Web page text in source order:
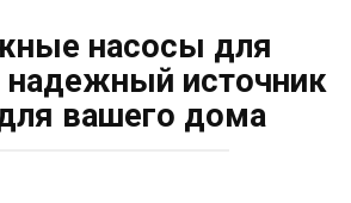
насосы для
надежный источник
вашего дома